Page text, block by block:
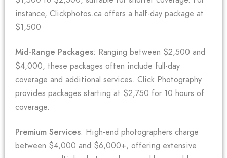
instance, Clickphotos.ca offers a half-day package at
$1,500
Mid-Range Packages: Ranging between $2,500 and
$4,000, these packages often include full-day
coverage and additional services. Click Photography
provides packages starting at $2,750 for 10 hours of
coverage.
Premium Services: High-end photographers charge
between $4,000 and $6,000+, offering extensive